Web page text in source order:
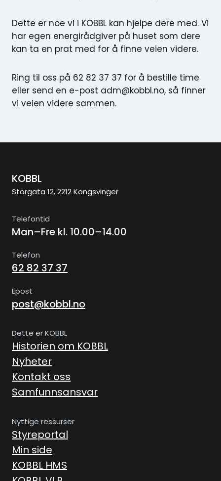
Dette er noe vi i KOBBL kan hjelpe dere med. Vi
har egen energirådgiver på huset som dere
kan ta en prat med for å finne veien videre.
Ring til oss på 62 82 37 37 for å bestille time
eller send en e-post adm@kobbl.no, så finner
vi veien videre sammen.
KOBBL
Storgata 12, 2212 Kongsvinger
Telefontid
Man–Fre kl. 10.00–14.00
Telefon
62 82 37 37
Epost
post@kobbl.no
Dette er KOBBL
Historien om KOBBL
Nyheter
Kontakt oss
Samfunnsansvar
Nyttige ressurser
Styreportal
Min side
KOBBL HMS